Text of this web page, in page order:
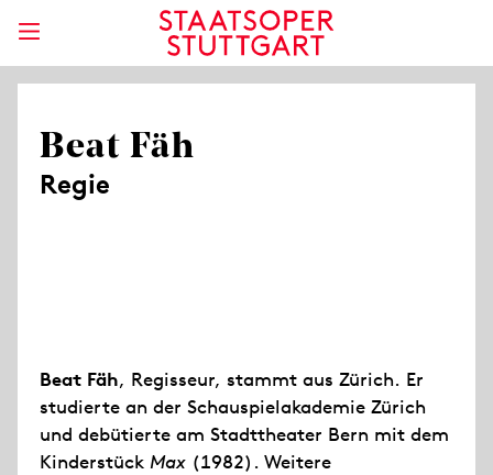
Beat Fäh
Regie
Beat Fäh, Regisseur, stammt aus Zürich. Er
studierte an der Schauspielakademie Zürich
und debütierte am Stadttheater Bern mit dem
Kinderstück Max (1982). Weitere